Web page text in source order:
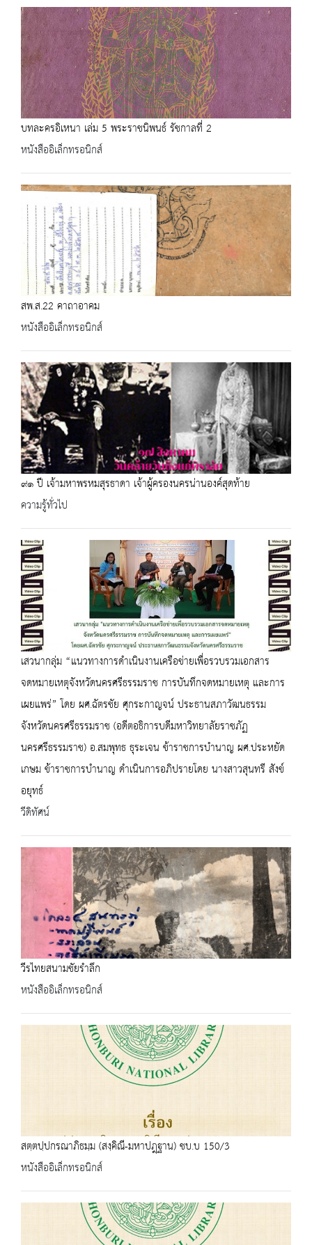
บทละครอิเหนา เล่ม 5 พระราชนิพนธ์ รัชกาลที่ 2
หนังสืออิเล็กทรอนิกส์
สพ.ส.22 คาถาอาคม
หนังสืออิเล็กทรอนิกส์
๙๑ ปี เจ้ามหาพรหมสุรธาดา เจ้าผู้ครองนครน่านองค์สุดท้าย
ความรู้ทั่วไป
เสวนากลุ่ม “แนวทางการดำเนินงานเครือข่ายเพื่อรวบรวมเอกสาร
จดหมายเหตุจังหวัดนครศรีธรรมราช การบันทึกจดหมายเหตุ และการ
เผยแพร่” โดย ผศ.ฉัตรชัย ศุกระกาญจน์ ประธานสภาวัฒนธรรม
จังหวัดนครศรีธรรมราช (อดีตอธิการบดีมหาวิทยาลัยราชภัฏ
นครศรีธรรมราช) อ.สมพุทธ ธุระเจน ข้าราชการบำนาญ ผศ.ประหยัด
เกษม ข้าราชการบำนาญ ดำเนินการอภิปรายโดย นางสาวสุนทรี สังข์
อยุทธ์
วีดิทัศน์
วีรไทยสนามชัยรำลึก
หนังสืออิเล็กทรอนิกส์
สตฺตปฺปกรณาภิธมฺม (สงฺคิณี-มหาปฎฺฐาน) ชบ.บ 150/3
หนังสืออิเล็กทรอนิกส์